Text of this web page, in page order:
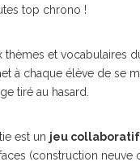
top chrono !
thèmes et vocabulaires
à chaque élève de se
tiré au hasard.
est un jeu collaboratif
(construction neuve